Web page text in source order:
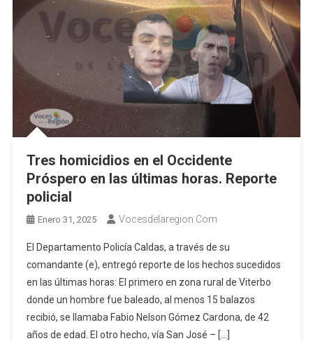
Tres homicidios en el Occidente
Próspero en las últimas horas. Reporte
policial
Enero 31, 2025 Vocesdelaregion.com
El Departamento Policía Caldas, a través de su
comandante (e), entregó reporte de los hechos sucedidos
en las últimas horas: El primero en zona rural de Viterbo
donde un hombre fue baleado, al menos 15 balazos
recibió, se llamaba Fabio Nelson Gómez Cardona, de 42
años de edad. El otro hecho, vía San José – […]